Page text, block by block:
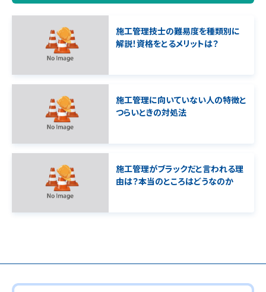
施工管理技士の難易度を種類別に
解説！資格をとるメリットは？
施工管理に向いていない人の特徴と
つらいときの対処法
施工管理がブラックだと言われる理
由は？本当のところはどうなのか